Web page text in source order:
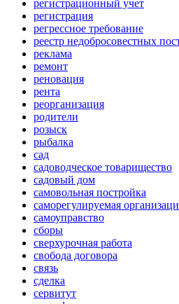
регистрационный учет
регистрация
регрессное требование
реестр недобросовестных
реклама
ремонт
реновация
рента
реорганизация
родители
розыск
рыбалка
сад
садоводческое товарищество
садовый дом
самовольная постройка
саморегулируемая
самоуправство
сборы
сверхурочная работа
свобода договора
связь
сделка
сервитут